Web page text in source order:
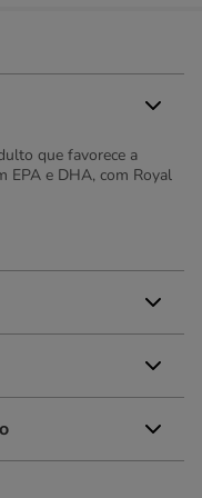
que favorece a
EPA e DHA, com Royal